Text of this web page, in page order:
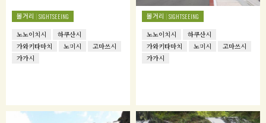
볼거리 SIGHTSEEING
노노이치시
하쿠산시
가와키타마치
노미시
고마쓰시
가가시
볼거리 SIGHTSEEING
노노이치시
하쿠산시
가와키타마치
노미시
고마쓰시
가가시